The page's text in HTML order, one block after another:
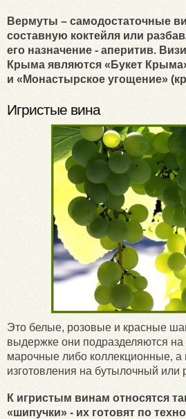
Вермуты – самодостаточные
составную коктейля или
его назначение - аперитив.
Крыма являются «Букет
и «Монастырское угощение»
Игристые вина
Это белые, розовые и красные
выдержке они подразделяются
марочные либо коллекционные, а
изготовления на бутылочный или
К игристым винам относятся
«шипучки» - их готовят по